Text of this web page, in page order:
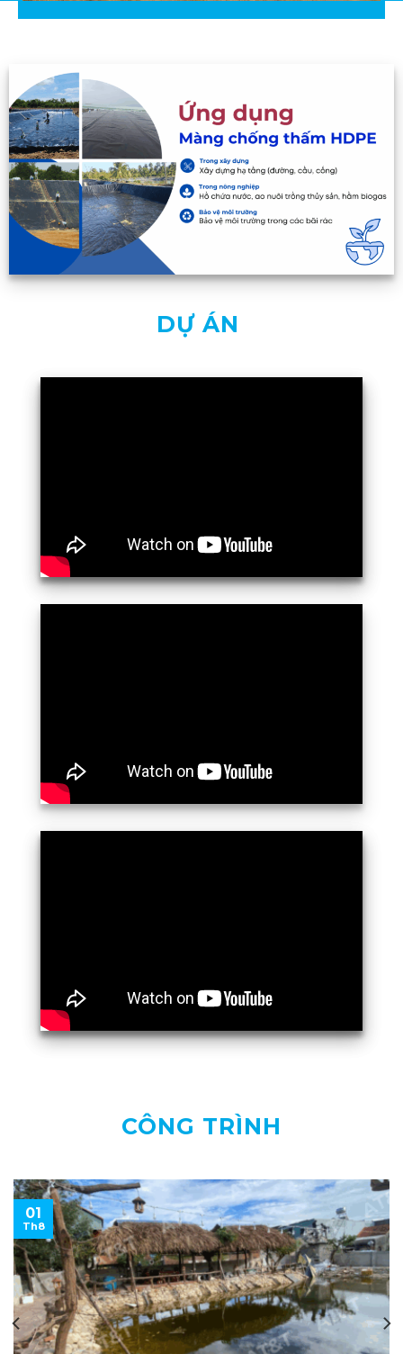
DỰ ÁN
CÔNG TRÌNH
01
Th8